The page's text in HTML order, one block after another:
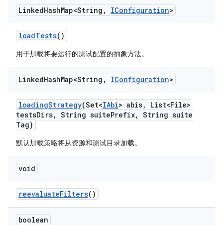
LinkedHashMap<String , IConfiguration>
loadTests()
用于加载将要运行的测试配置的抽象方法。
LinkedHashMap<String , IConfiguration>
loadingStrategy(Set<IAbi> abis,
List<File>
testsDirs, String suitePrefix, String suite
Tag)
默认加载策略将从资源和测试目录加载。
void
reevaluateFilters()
boolean